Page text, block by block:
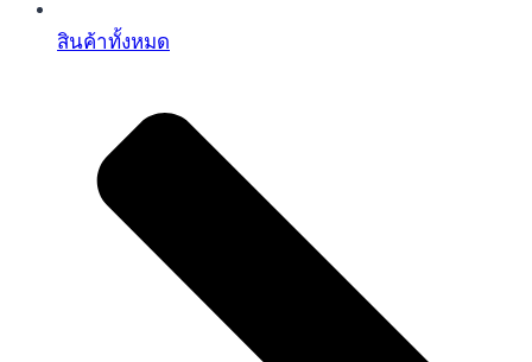
สินค้าทั้งหมด